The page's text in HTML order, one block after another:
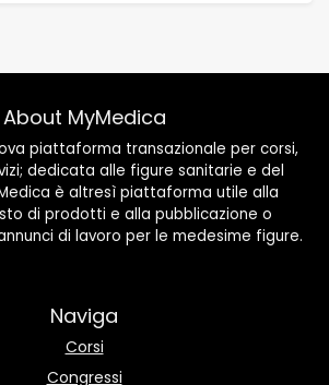
About MyMedica
piattaforma transazionale per corsi,
dedicata alle figure sanitarie e del
è altresì piattaforma utile alla
di prodotti e alla pubblicazione o
di lavoro per le medesime figure.
Naviga
Corsi
Congressi